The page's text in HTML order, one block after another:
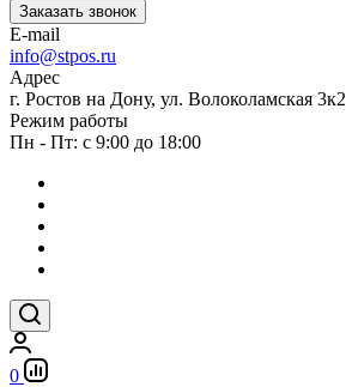
Заказать звонок
E-mail
info@stpos.ru
Адрес
г. Ростов на Дону, ул. Волоколамская 3к2
Режим работы
Пн - Пт: с 9:00 до 18:00
0